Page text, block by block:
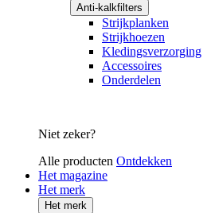
Anti-kalkfilters
Strijkplanken
Strijkhoezen
Kledingsverzorging
Accessoires
Onderdelen
Niet zeker?
Alle producten Ontdekken
Het magazine
Het merk
Het merk